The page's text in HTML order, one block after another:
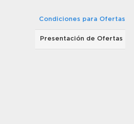
Condiciones para Ofertas
Presentación de Ofertas